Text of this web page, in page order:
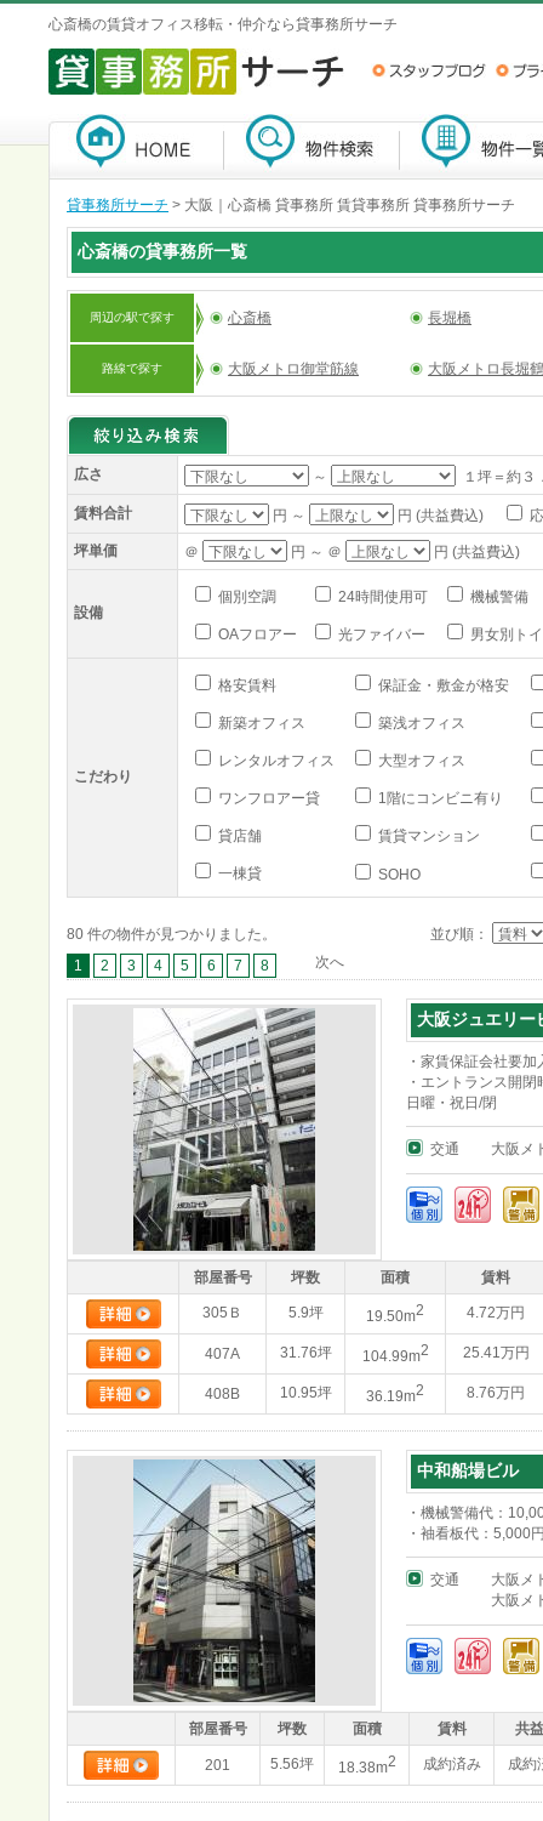
心斎橋の賃貸オフィス移転・仲介なら貸事務所サーチ
貸事務所サーチ > 大阪｜心斎橋 貸事務所 賃貸事務所 貸事務所サーチ
心斎橋の貸事務所一覧
周辺の駅で探す 心斎橋 長堀橋
路線で探す 大阪メトロ御堂筋線 大阪メトロ長堀
広さ ～ １坪＝約３
賃料合計 円 ～ 円 (共益費込)
坪単価 ＠ 円 ～ ＠ 円 (共益費込)
設備
個別空調 24時間使用可 機械警備
OAフロアー 光ファイバー 男女別ト
こだわり
格安賃料 保証金・敷金が格安
新築オフィス 築浅オフィス
レンタルオフィス 大型オフィス
ワンフロアー貸 1階にコンビニ有り
貸店舗 賃貸マンション
一棟貸 SOHO
80 件の物件が見つかりました。
並び順：
1
2 3 4 5 6 7 8 次へ
大阪ジュエリー
・家賃保証会社要加
・エントランス開
日曜・祝日/閉
交通 大阪メ
部屋番号 坪数 面積 賃料
305Ｂ 5.9坪 19.50m2 4.72万円
407A 31.76坪 104.99m2 25.41万円
408B 10.95坪 36.19m2 8.76万円
中和船場ビル
・機械警備代：
・袖看板代：5,000
交通
大阪メ
大阪メ
部屋番号 坪数 面積 賃料 共
201 5.56坪 18.38m2 成約済み 成約